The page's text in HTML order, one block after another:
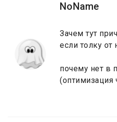
NoName
Зачем тут
если толку от
почему нет в
(оптимизация